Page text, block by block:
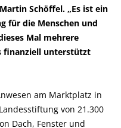
Schöffel. „Es ist ein
für die Menschen und
Mal mehrere
finanziell unterstützt
am Marktplatz in
von 21.300
Dach, Fenster und